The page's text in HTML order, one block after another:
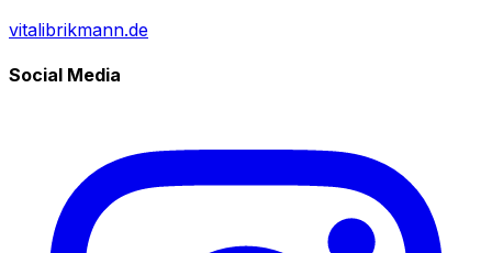
vitalibrikmann.de
Social Media